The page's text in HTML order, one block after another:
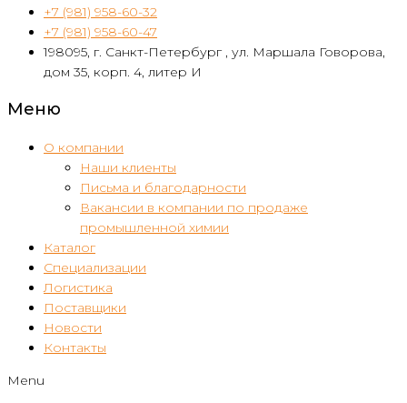
+7 (981) 958-60-32
+7 (981) 958-60-47
198095, г. Санкт-Петербург , ул. Маршала Говорова,
дом 35, корп. 4, литер И
Меню
О компании
Наши клиенты
Письма и благодарности
Вакансии в компании по продаже
промышленной химии
Каталог
Специализации
Логистика
Поставщики
Новости
Контакты
Menu